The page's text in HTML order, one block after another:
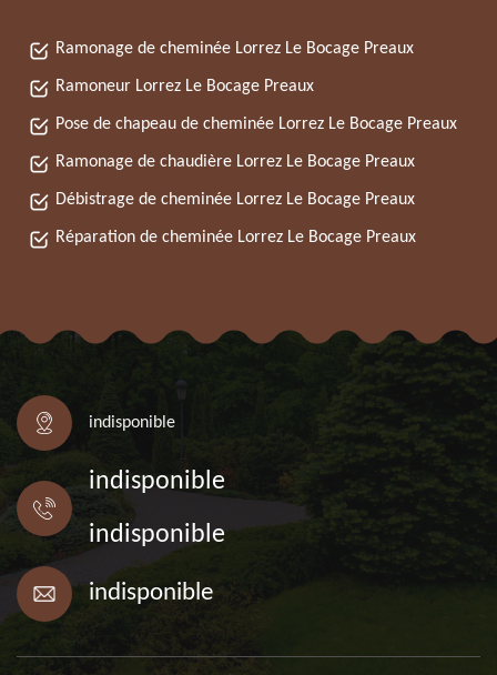
Ramonage de cheminée Lorrez Le Bocage Preaux
Ramoneur Lorrez Le Bocage Preaux
Pose de chapeau de cheminée Lorrez Le Bocage Preaux
Ramonage de chaudière Lorrez Le Bocage Preaux
Débistrage de cheminée Lorrez Le Bocage Preaux
Réparation de cheminée Lorrez Le Bocage Preaux
indisponible
indisponible
indisponible
indisponible